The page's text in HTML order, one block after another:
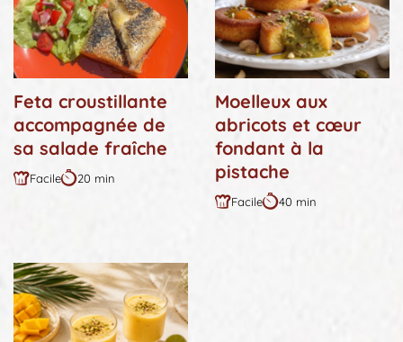
Feta croustillante
accompagnée de
sa salade fraîche
Difficulté
Facile
Durée
20 min
Moelleux aux
abricots et cœur
fondant à la
pistache
Difficulté
Facile
Durée
40 min